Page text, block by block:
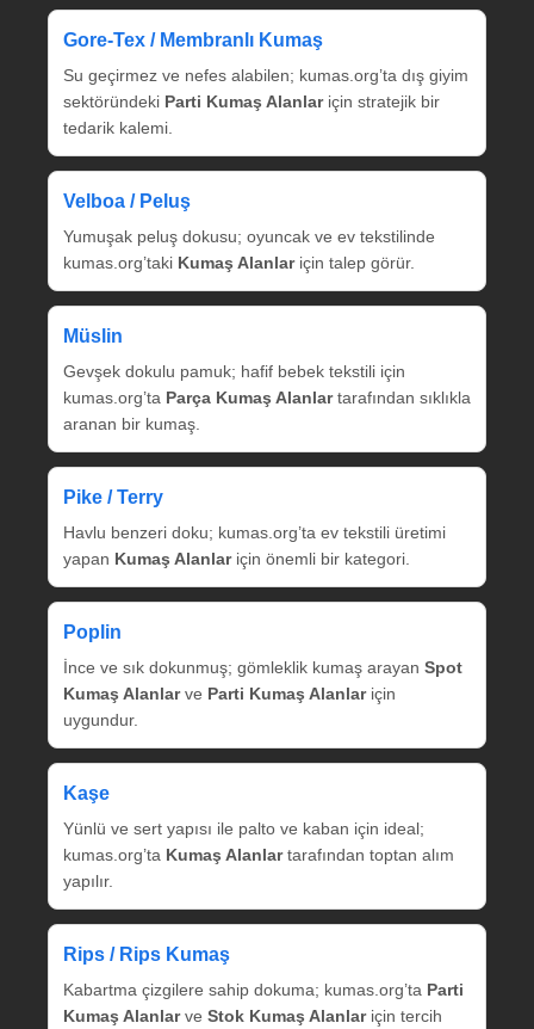
Gore‑Tex / Membranlı Kumaş
Su geçirmez ve nefes alabilen; kumas.org’ta dış giyim
sektöründeki Parti Kumaş Alanlariçin stratejik bir
tedarik kalemi.
Velboa / Peluş
Yumuşak peluş dokusu; oyuncak ve ev tekstilinde
kumas.org’taki Kumaş Alanlariçin talep görür.
Müslin
Gevşek dokulu pamuk; hafif bebek tekstili için
kumas.org’ta Parça Kumaş Alanlartarafından sıklıkla
aranan bir kumaş.
Pike / Terry
Havlu benzeri doku; kumas.org’ta ev tekstili üretimi
yapan Kumaş Alanlariçin önemli bir kategori.
Poplin
İnce ve sık dokunmuş; gömleklik kumaş arayan Spot
Kumaş Alanlarve Parti Kumaş Alanlariçin
uygundur.
Kaşe
Yünlü ve sert yapısı ile palto ve kaban için ideal;
kumas.org’ta Kumaş Alanlartarafından toptan alım
yapılır.
Rips / Rips Kumaş
Kabartma çizgilere sahip dokuma; kumas.org’ta Parti
Kumaş Alanlarve Stok Kumaş Alanlariçin tercih